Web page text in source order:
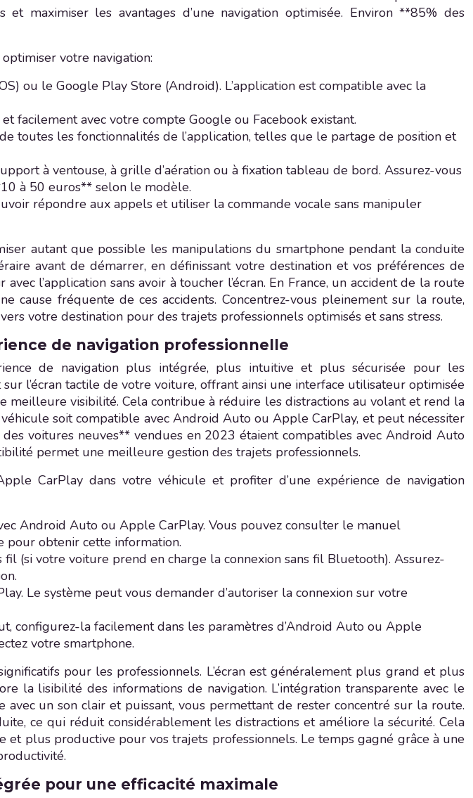
maximiser les avantages d’une navigation optimisée. Environ **85% des
votre navigation:
ou le Google Play Store (Android). L’application est compatible avec la
facilement avec votre compte Google ou Facebook existant.
toutes les fonctionnalités de l’application, telles que le partage de position et
à ventouse, à grille d’aération ou à fixation tableau de bord. Assurez-vous
à 50 euros** selon le modèle.
répondre aux appels et utiliser la commande vocale sans manipuler
autant que possible les manipulations du smartphone pendant la conduite
avant de démarrer, en définissant votre destination et vos préférences de
l’application sans avoir à toucher l’écran. En France, un accident de la route
fréquente de ces accidents. Concentrez-vous pleinement sur la route,
votre destination pour des trajets professionnels optimisés et sans stress.
de navigation professionnelle
de navigation plus intégrée, plus intuitive et plus sécurisée pour les
l’écran tactile de votre voiture, offrant ainsi une interface utilisateur optimisée
meilleure visibilité. Cela contribue à réduire les distractions au volant et rend la
soit compatible avec Android Auto ou Apple CarPlay, et peut nécessiter
voitures neuves** vendues en 2023 étaient compatibles avec Android Auto
permet une meilleure gestion des trajets professionnels.
CarPlay dans votre véhicule et profiter d’une expérience de navigation
Android Auto ou Apple CarPlay. Vous pouvez consulter le manuel
pour obtenir cette information.
(si votre voiture prend en charge la connexion sans fil Bluetooth). Assurez-
Le système peut vous demander d’autoriser la connexion sur votre
configurez-la facilement dans les paramètres d’Android Auto ou Apple
votre smartphone.
pour les professionnels. L’écran est généralement plus grand et plus
lisibilité des informations de navigation. L’intégration transparente avec le
un son clair et puissant, vous permettant de rester concentré sur la route.
ce qui réduit considérablement les distractions et améliore la sécurité. Cela
plus productive pour vos trajets professionnels. Le temps gagné grâce à une
pour une efficacité maximale